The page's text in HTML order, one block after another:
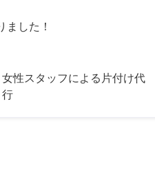
ました！
女性スタッフによる片付け代
行